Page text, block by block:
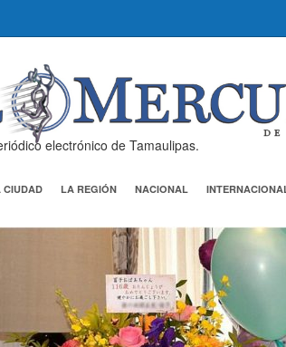
electrónico de Tamaulipas.
CIUDAD LA REGIÓN NACIONAL